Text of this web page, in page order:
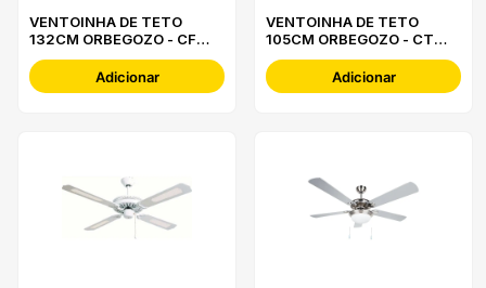
VENTOINHA DE TETO
132CM ORBEGOZO - CF
98132
Adicionar
VENTOINHA DE TETO
105CM ORBEGOZO - CT
23105
Adicionar